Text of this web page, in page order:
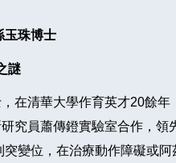
玉珠博士
謎
在清華大學作育英才20餘
究員蕭傳鐙實驗室合作，
突變位，在治療動作障礙或